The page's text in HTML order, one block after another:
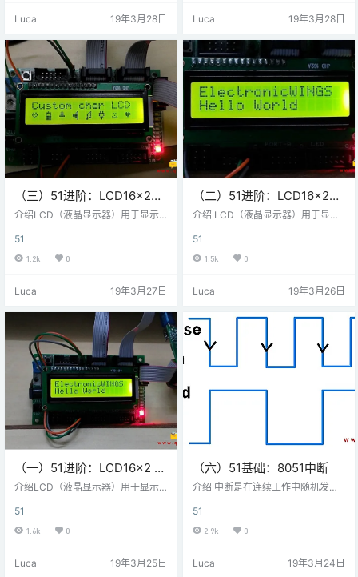
据可由微控制器使用UART通信读
M18 RFID阅读器及其使用方法的更
多信息，请在趣讨教网站搜索：RFI
D阅读器EM18。有相关传感器介
绍。 有关8051中…
Luca 19年3月28日
置字码的格式，设置方式：点击菜
的LCD屏幕进行取码，如果是LCD1
602，一般单个字符像素为5*8，采
用这款软件取汉字不大好，但是图
形取码是可以的。 这款软件适用于
O…
Luca 19年3月28日
（三）51进阶：LCD16x2自
定义字符显示使用8051
介绍LCD（液晶显示器）用于显示
6x2是16引脚器件，具有8个数据引
脚（D0-D7）和3个控制引脚（R
我们在命令模式或数据模式下配置L
写入模式以及何时进行读取或写
入。LCD 16x2可根据应用要求以4
位模式或8位模式使用。为了使用
它，我们需要在命令模式下向LCD
51
1.2k 0
Luca 19年3月27日
（二）51进阶：LCD16x2在
4位模式下与8051连接
介绍 LCD（液晶显示器）用于显示
16x2是16引脚器件，具有8个数据
引脚（D0-D7）和3个控制引脚（R
我们在命令模式或数据模式下配置L
写入模式以及何时进行读取或写
入。 LCD 16x2可以在4位模式或8
位模式下使用，具体取决于应用的
要求。为了使用它，我们需要…
51
1.5k 0
Luca 19年3月26日
（一）51进阶：LCD16x2 8
位与8051连接
介绍LCD（液晶显示器）用于显示
6x2是16引脚器件，具有8个数据引
脚（D0-D7）和3个控制引脚（R
我们在命令模式或数据模式下配置L
51
1.6k 0
Luca 19年3月25日
（六）51基础：8051中断
介绍 中断是在连续工作中随机发生
话，根据电话优先级，你决定是接
听还是忽视。 微控制器也是如此。8
外部的，一个是串行中断。每个中
51
2.9k 0
Luca 19年3月24日